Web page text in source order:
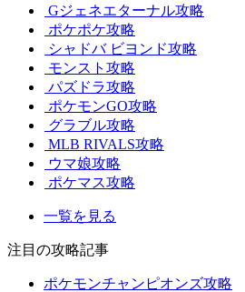
Gジェネエターナル攻略
ポケポケ攻略
シャドバ ビヨンド攻略
モンスト攻略
パズドラ攻略
ポケモンGO攻略
グラブル攻略
MLB RIVALS攻略
ウマ娘攻略
ポケマス攻略
一覧を見る
注目の攻略記事
ポケモンチャンピオンズ攻略